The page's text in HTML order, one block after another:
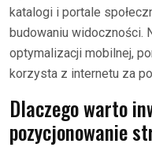
katalogi i portale
budowaniu widoczności.
optymalizacji mobilnej,
korzysta z internetu za
Dlaczego warto
pozycjonowanie